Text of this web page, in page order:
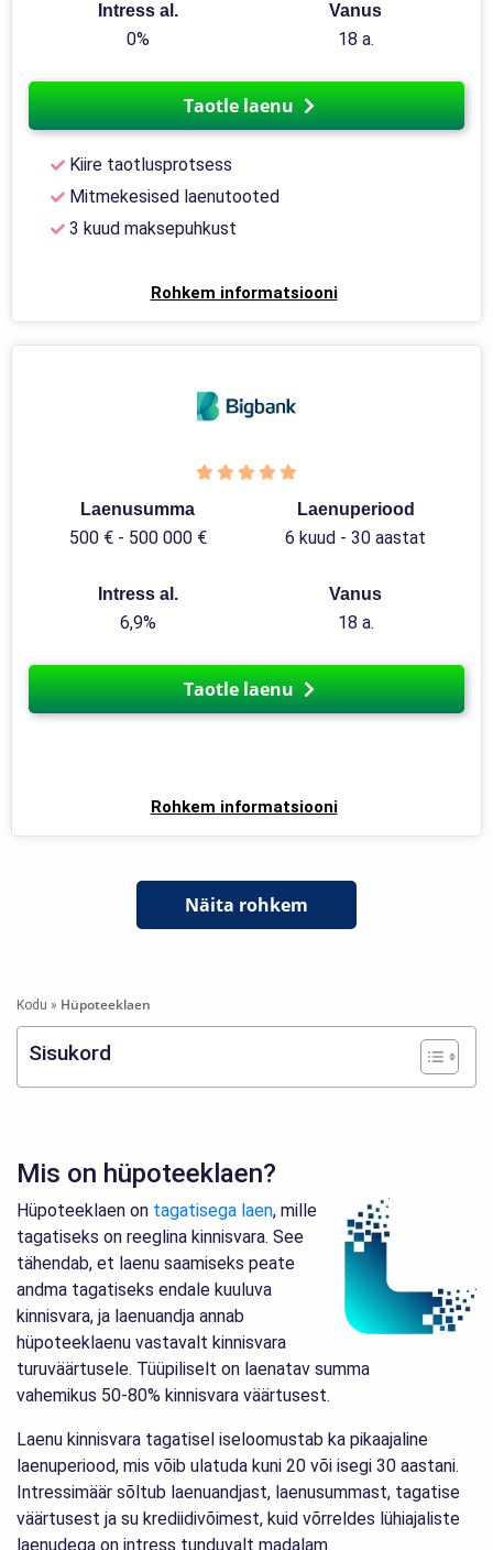
Intress al.
0%
Vanus
18 a.
Taotle laenu
Kiire taotlusprotsess
Mitmekesised laenutooted
3 kuud maksepuhkust
Rohkem informatsiooni
Laenusumma
500 € - 500 000 €
Laenuperiood
6 kuud - 30 aastat
Intress al.
6,9%
Vanus
18 a.
Taotle laenu
Rohkem informatsiooni
Näita rohkem
Kodu » Hüpoteeklaen
Sisukord
Mis on hüpoteeklaen?
Hüpoteeklaen on tagatisega laen, mille
tagatiseks on reeglina kinnisvara. See
tähendab, et laenu saamiseks peate
andma tagatiseks endale kuuluva
kinnisvara, ja laenuandja annab
hüpoteeklaenu vastavalt kinnisvara
turuväärtusele. Tüüpiliselt on laenatav summa
vahemikus 50-80% kinnisvara väärtusest.
Laenu kinnisvara tagatisel iseloomustab ka pikaajaline
laenuperiood, mis võib ulatuda kuni 20 või isegi 30 aastani.
Intressimäär sõltub laenuandjast, laenusummast, tagatise
väärtusest ja su krediidivõimest, kuid võrreldes lühiajaliste
laenudega on intress tunduvalt madalam.